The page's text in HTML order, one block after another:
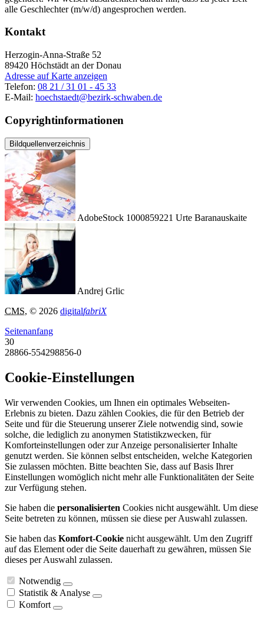
alle Geschlechter (m/w/d) angesprochen werden.
Kontakt
Herzogin-Anna-Straße 52
89420 Höchstädt an der Donau
Adresse auf Karte anzeigen
Telefon: 08 21 / 31 01 - 45 33
E-Mail: hoechstaedt@bezirk-schwaben.de
Copyrightinformationen
Bildquellenverzeichnis
AdobeStock 1000859221 Urte Baranauskaite
Andrej Grlic
CMS, © 2026 digitalfabriX
Seitenanfang
30
28866-554298856-0
Cookie-Einstellungen
Wir verwenden Cookies, um Ihnen ein optimales Webseiten-
Erlebnis zu bieten. Dazu zählen Cookies, die für den Betrieb der
Seite und für die Steuerung unserer Ziele notwendig sind, sowie
solche, die lediglich zu anonymen Statistikzwecken, für
Komforteinstellungen oder zur Anzeige personalisierter Inhalte
genutzt werden. Sie können selbst entscheiden, welche Kategorien
Sie zulassen möchten. Bitte beachten Sie, dass auf Basis Ihrer
Einstellungen womöglich nicht mehr alle Funktionalitäten der Seite
zur Verfügung stehen.
Sie haben die personalisierten Cookies nicht ausgewählt. Um diese
Seite betreten zu können, müssen sie diese per Auswahl zulassen.
Sie haben das Komfort-Cookie nicht ausgewählt. Um den Zugriff
auf das Element oder die Seite dauerhaft zu gewähren, müssen Sie
dieses per Auswahl zulassen.
Notwendig
Statistik & Analyse
Komfort